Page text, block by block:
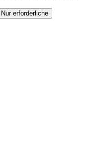
Nur erforderliche